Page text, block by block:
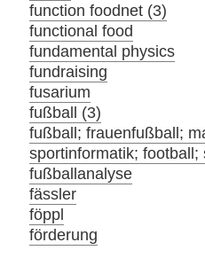
function foodnet (3)
functional food
fundamental physics
fundraising
fusarium
fußball (3)
fußball; frauenfußball;
sportinformatik; football;
fußballanalyse
fässler
föppl
förderung